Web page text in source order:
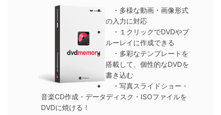
・多様な動画・画像形式
の入力に対応
・１クリックでDVDやブ
ルーレイに作成できる
・多彩なテンプレートを
搭載して、個性的なDVDを
書き込む
・写真スライドショー・
音楽CD作成・データディスク・ISOファイルを
DVDに焼ける！